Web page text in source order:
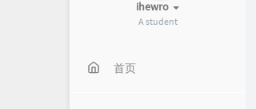
ihewro
A student
首页